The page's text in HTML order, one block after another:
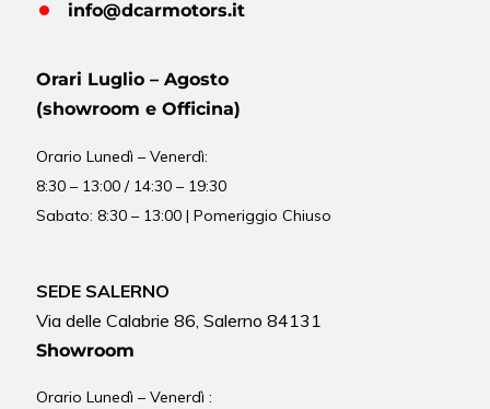
info@dcarmotors.it
Orari Luglio – Agosto
(showroom e Officina)
OrarioLunedì – Venerdì:
8:30 – 13:00 / 14:30 – 19:30
Sabato: 8:30 – 13:00 | Pomeriggio Chiuso
SEDE SALERNO
Via delle Calabrie 86, Salerno 84131
Showroom
Orario Lunedì – Venerdì :